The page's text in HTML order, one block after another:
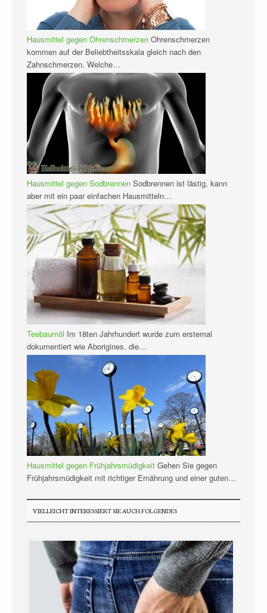
Hausmittel gegen Ohrenschmerzen Ohrenschmerzen
kommen auf der Beliebtheitsskala gleich nach den
Zahnschmerzen. Welche…
Hausmittel gegen Sodbrennen Sodbrennen ist lästig, kann
aber mit ein paar einfachen Hausmitteln…
Teebaumöl Im 18ten Jahrhundert wurde zum erstemal
dokumentiert wie Aborigines, die…
Hausmittel gegen Frühjahrsmüdigkeit Gehen Sie gegen
Frühjahrsmüdigkeit mit richtiger Ernährung und einer guten…
VIELLEICHT INTERESSIERT SIE AUCH FOLGENDES